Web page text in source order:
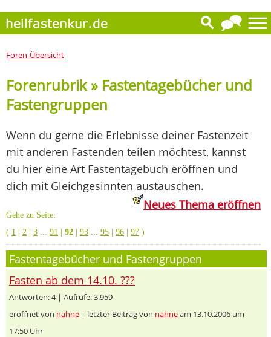
Foren-Übersicht
Forenrubrik » Fastentagebücher und
Fastengruppen
Wenn du gerne die Erlebnisse deiner Fastenzeit
mit anderen Fastenden teilen möchtest, kannst
du hier eine Art Fastentagebuch eröffnen und
dich mit Gleichgesinnten austauschen.
Neues Thema eröffnen
Gehe zu Seite:
( 1 2 3 91 92 93 95 96 97 )
Fastentagebücher und Fastengruppen
Fasten ab dem 14.10. ???
Antworten: 4 | Aufrufe: 3.959
eröffnet von nahne | letzter Beitrag von nahneam 13.10.2006 um
17:50 Uhr